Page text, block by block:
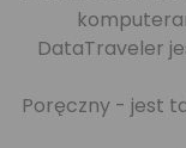
DataTraveler
Poręczny - jest